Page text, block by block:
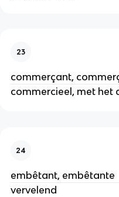
23
commerçant,
commercieel, met het
24
embêtant, embêtante
vervelend